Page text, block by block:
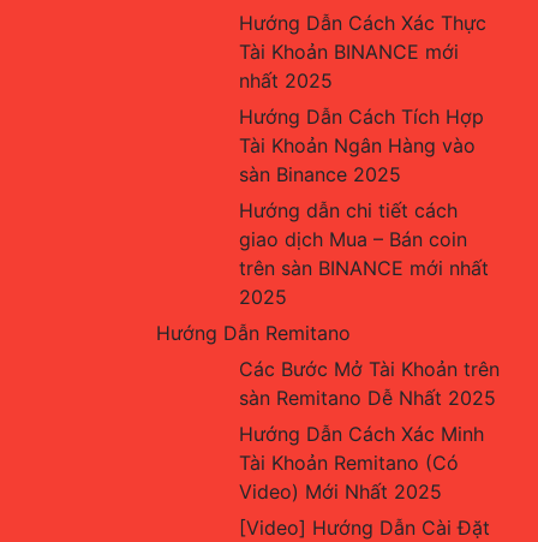
Hướng Dẫn Cách Xác Thực
Tài Khoản BINANCE mới
nhất 2025
Hướng Dẫn Cách Tích Hợp
Tài Khoản Ngân Hàng vào
sàn Binance 2025
Hướng dẫn chi tiết cách
giao dịch Mua – Bán coin
trên sàn BINANCE mới nhất
2025
Hướng Dẫn Remitano
Các Bước Mở Tài Khoản trên
sàn Remitano Dễ Nhất 2025
Hướng Dẫn Cách Xác Minh
Tài Khoản Remitano (Có
Video) Mới Nhất 2025
[Video] Hướng Dẫn Cài Đặt